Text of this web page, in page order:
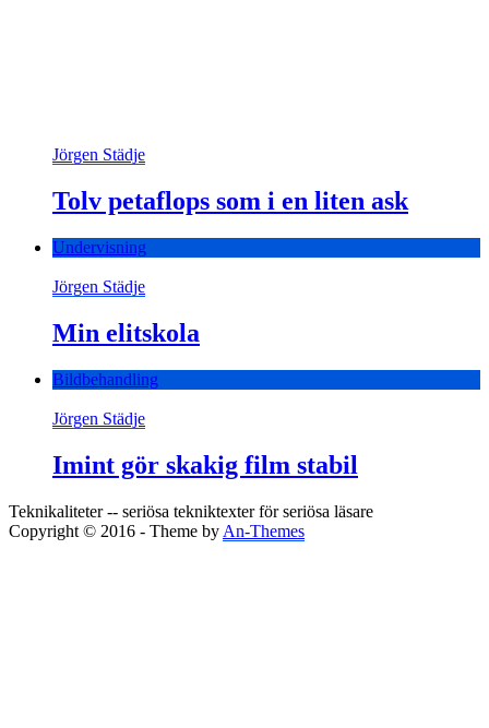
Jörgen Städje
Tolv petaflops som i en liten ask
Undervisning
Jörgen Städje
Min elitskola
Bildbehandling
Jörgen Städje
Imint gör skakig film stabil
Teknikaliteter -- seriösa tekniktexter för seriösa läsare
Copyright © 2016 - Theme by An-Themes